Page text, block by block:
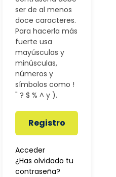
ser de al menos
doce caracteres.
Para hacerla más
fuerte usa
mayúsculas y
minúsculas,
números y
símbolos como !
" ? $ % ^ y ).
Registro
Acceder
¿Has olvidado tu
contraseña?